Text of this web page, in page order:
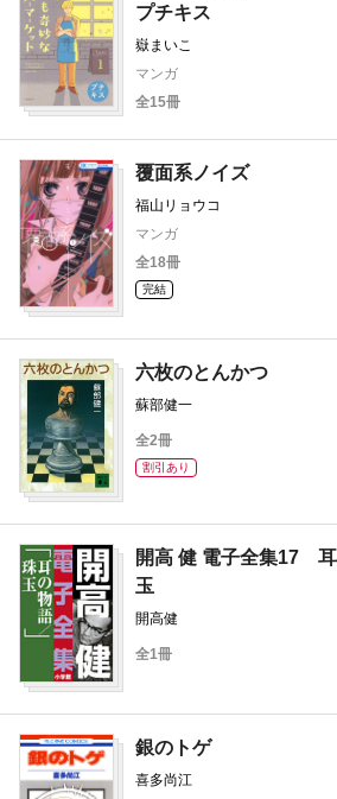
プチキス
嶽まいこ
マンガ
全15冊
覆面系ノイズ
福山リョウコ
マンガ
全18冊
完結
六枚のとんかつ
蘇部健一
全2冊
割引あり
開高 健 電子全集17
玉
開高健
全1冊
銀のトゲ
喜多尚江